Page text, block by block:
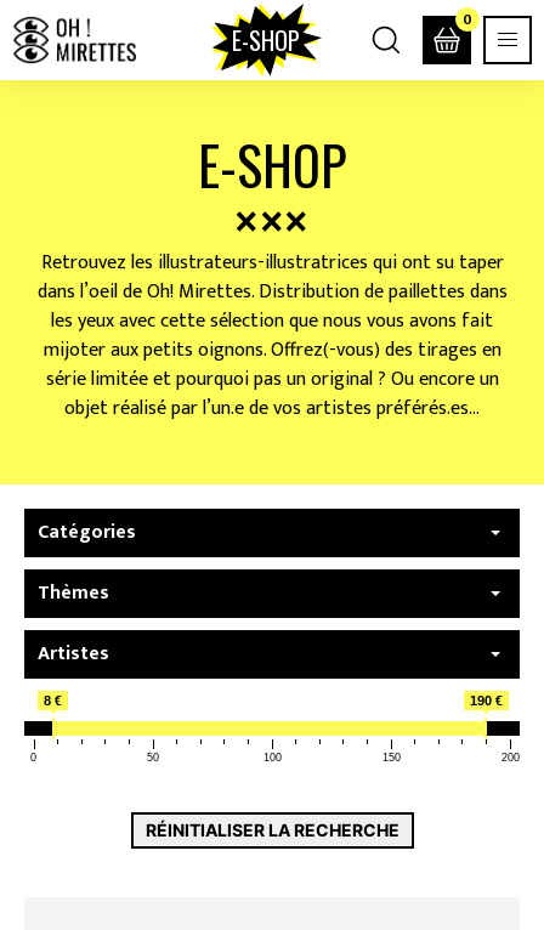
E-SHOP
0
E-SHOP
Retrouvez les illustrateurs-illustratrices qui ont su taper
dans l’oeil de Oh! Mirettes. Distribution de paillettes dans
les yeux avec cette sélection que nous vous avons fait
mijoter aux petits oignons. Offrez(-vous) des tirages en
série limitée et pourquoi pas un original ? Ou encore un
objet réalisé par l’un.e de vos artistes préférés.es…
Catégories
Thèmes
Artistes
8 € 190 €
0 50 100 150 200
RÉINITIALISER LA RECHERCHE